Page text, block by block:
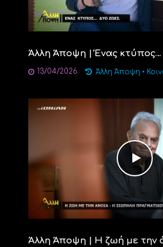
Άλλη Άποψη | Ένας κτύπος…
13/04/2026 Άλλη Άποψη •
Άλλη Άποψη | Η ζωή με την